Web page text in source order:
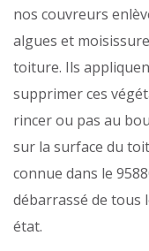
nos couvreurs
algues et
toiture. Ils
supprimer ces
rincer ou pas au
sur la surface du
connue dans le
débarrassé de tous
état.